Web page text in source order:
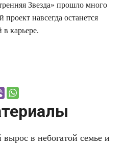
Звезда» прошло много
навсегда останется
карьере.